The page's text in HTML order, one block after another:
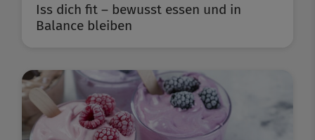
Iss dich fit – bewusst essen und in
Balance bleiben